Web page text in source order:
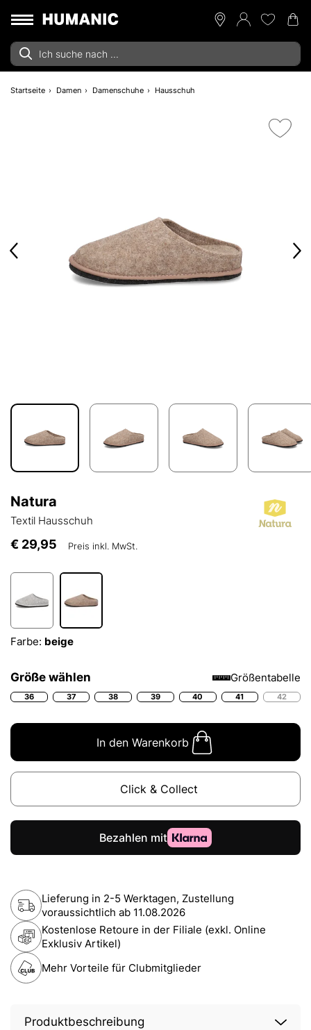
Startseite Damen Damenschuhe Hausschuh
Natura
Textil Hausschuh
€ 29,95 Preis inkl. MwSt.
Farbe: beige
Größe wählen Größentabelle
36 37 38 39 40 41 42
In den Warenkorb
Click & Collect
Lieferung in 2-5 Werktagen, Zustellung
voraussichtlich ab 11.08.2026
Kostenlose Retoure in der Filiale (exkl. Online
Exklusiv Artikel)
Mehr Vorteile für Clubmitglieder
Produktbeschreibung